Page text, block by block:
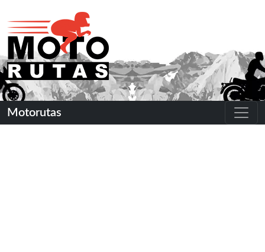
Motorutas